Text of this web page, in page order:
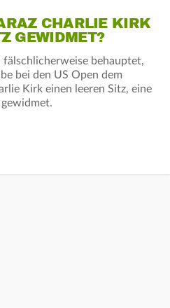
CHARLIE KIRK
GEWIDMET?
fälschlicherweise behauptet,
bei den US Open dem
Kirk einen leeren Sitz, eine
gewidmet.